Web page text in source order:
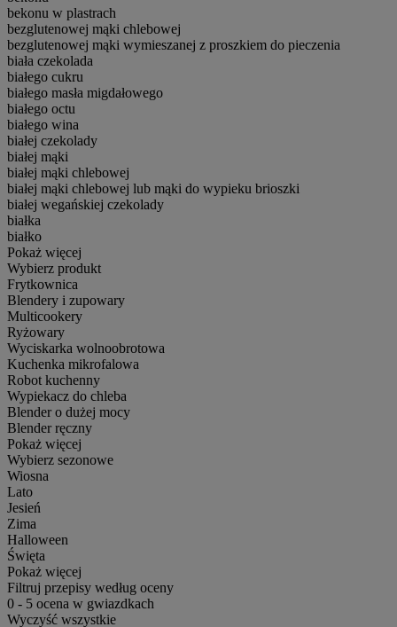
bekonu w plastrach
bezglutenowej mąki chlebowej
bezglutenowej mąki wymieszanej z proszkiem do pieczenia
biała czekolada
białego cukru
białego masła migdałowego
białego octu
białego wina
białej czekolady
białej mąki
białej mąki chlebowej
białej mąki chlebowej lub mąki do wypieku brioszki
białej wegańskiej czekolady
białka
białko
Pokaż więcej
Wybierz produkt
Frytkownica
Blendery i zupowary
Multicookery
Ryżowary
Wyciskarka wolnoobrotowa
Kuchenka mikrofalowa
Robot kuchenny
Wypiekacz do chleba
Blender o dużej mocy
Blender ręczny
Pokaż więcej
Wybierz sezonowe
Wiosna
Lato
Jesień
Zima
Halloween
Święta
Pokaż więcej
Filtruj przepisy według oceny
0 - 5 ocena w gwiazdkach
Wyczyść wszystkie